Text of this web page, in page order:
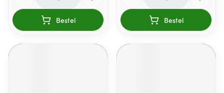
Bestel Bestel